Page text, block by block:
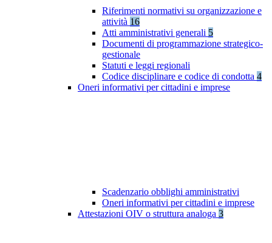
Riferimenti normativi su organizzazione e
attività 16
Atti amministrativi generali 5
Documenti di programmazione strategico-
gestionale
Statuti e leggi regionali
Codice disciplinare e codice di condotta 4
Oneri informativi per cittadini e imprese
Scadenzario obblighi amministrativi
Oneri informativi per cittadini e imprese
Attestazioni OIV o struttura analoga 3